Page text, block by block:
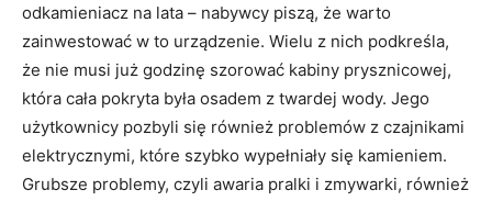
odkamieniacz na lata – nabywcy piszą, że warto
zainwestować w to urządzenie. Wielu z nich podkreśla,
że nie musi już godzinę szorować kabiny prysznicowej,
która cała pokryta była osadem z twardej wody. Jego
użytkownicy pozbyli się również problemów z czajnikami
elektrycznymi, które szybko wypełniały się kamieniem.
Grubsze problemy, czyli awaria pralki i zmywarki, również